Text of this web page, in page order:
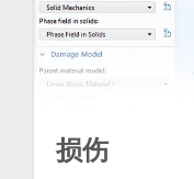
损伤